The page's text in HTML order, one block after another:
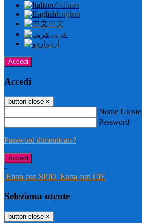
Italiano
English
中文
عربى
اردو
Accedi
Accedi
button close ×
Nome Utente
Password
Password dimenticata?
-
Entra con SPID Entra con CIE
Seleziona utente
button close ×